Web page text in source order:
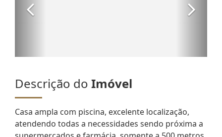
Descrição do Imóvel
Casa ampla com piscina, excelente localização,
atendendo todas a necessidades sendo próxima a